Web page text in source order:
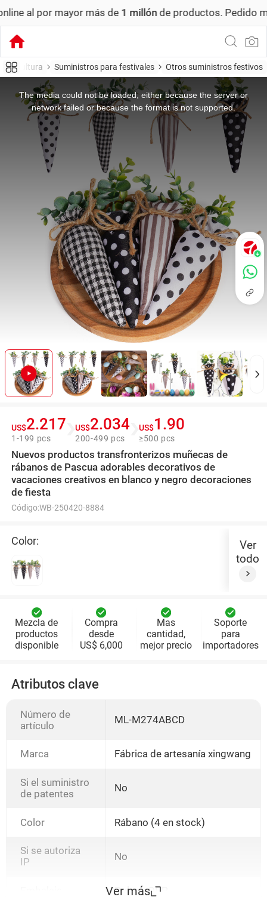
más de 1 millónde productos. Pedido mínimo: US$
cultura Suministros para festivales Otros suministros festivos
modal
window.
The media could not be loaded, either because the server or
network failed or because the format is not supported.
US$2.217
1-199 pcs
US$2.034
200-499 pcs
US$1.90
≥500 pcs
Nuevos productos transfronterizos muñecas de
rábanos de Pascua adorables decorativos de
vacaciones creativos en blanco y negro decoraciones
de fiesta
Código:WB-250420-8884
Color:
Ver
todo
Mezcla de
productos
disponible
Compra
desde
US$ 6,000
Mas
cantidad,
mejor precio
Soporte
para
importadores
Atributos clave
Número de
artículo
ML-M274ABCD
Marca Fábrica de artesanía xingwang
Si el suministro
de patentes
No
Color Rábano (4 en stock)
Si se autoriza
IP
No
Bolsas OPP
Ver más